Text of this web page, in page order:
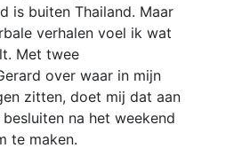
is buiten Thailand. Maar
verhalen voel ik wat
Met twee
over waar in mijn
zitten, doet mij dat aan
na het weekend
te maken.